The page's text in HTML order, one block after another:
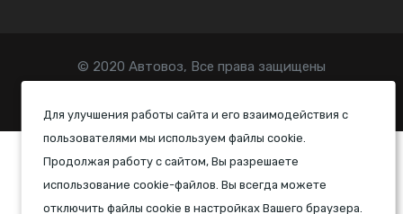
Для улучшения работы сайта и его взаимодействия с
пользователями мы используем файлы cookie.
Продолжая работу с сайтом, Вы разрешаете
использование cookie-файлов. Вы всегда можете
отключить файлы cookie в настройках Вашего браузера.
© 2020 Автовоз, Все права защищены